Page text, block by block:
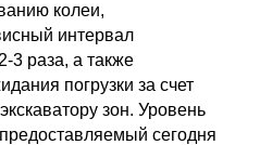
колеи,
интервал
3 раза, а также
погрузки за счет
зон. Уровень
сегодня